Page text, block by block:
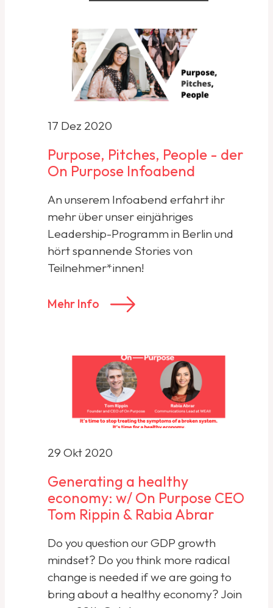
17 Dez 2020
Purpose, Pitches, People - der
On Purpose Infoabend
An unserem Infoabend erfahrt ihr
mehr über unser einjähriges
Leadership-Programm in Berlin und
hört spannende Stories von
Teilnehmer*innen!
Mehr Info
29 Okt 2020
Generating a healthy
economy: w/ On Purpose CEO
Tom Rippin & Rabia Abrar
Do you question our GDP growth
mindset? Do you think more radical
change is needed if we are going to
bring about a healthy economy? Join